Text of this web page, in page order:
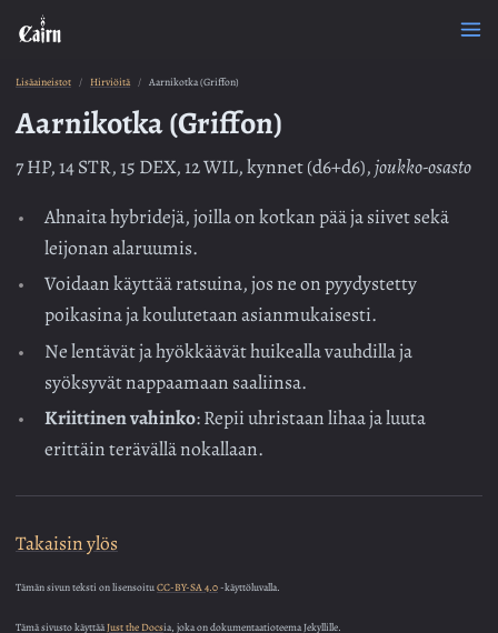
Lisäaineistot Hirviöitä Aarnikotka (Griffon)
Aarnikotka (Griffon)
7 HP, 14 STR, 15 DEX, 12 WIL, kynnet (d6+d6),joukko-osasto
Ahnaita hybridejä, joilla on kotkan pää ja siivet sekä
leijonan alaruumis.
Voidaan käyttää ratsuina, jos ne on pyydystetty
poikasina ja koulutetaan asianmukaisesti.
Ne lentävät ja hyökkäävät huikealla vauhdilla ja
syöksyvät nappaamaan saaliinsa.
Kriittinen vahinko: Repii uhristaan lihaa ja luuta
erittäin terävällä nokallaan.
Takaisin ylös
Tämän sivun teksti on lisensoituCC-BY-SA 4.0-käyttöluvalla.
Tämä sivusto käyttääJust the Docsia, joka on dokumentaatioteema Jekyllille.